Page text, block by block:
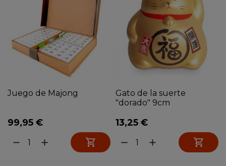
Juego de Majong
99,95 €
remove add 
Gato de la suerte
"dorado" 9cm
13,25 €
remove add 